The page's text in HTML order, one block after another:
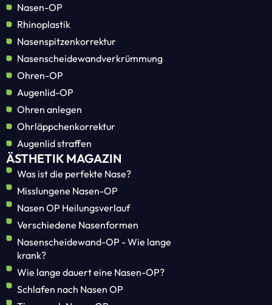
Nasen-OP
Rhinoplastik
Nasenspitzenkorrektur
Nasenscheidewandverkrümmung
Ohren-OP
Augenlid-OP
Ohren anlegen
Ohrläppchenkorrektur
Augenlid straffen
ÄSTHETIK MAGAZIN
Was ist die perfekte Nase?
Misslungene Nasen-OP
Nasen OP Heilungsverlauf
Verschiedene Nasenformen
Nasenscheidewand-OP - Wie lange
krank?
Wie lange dauert eine Nasen-OP?
Schlafen nach Nasen OP